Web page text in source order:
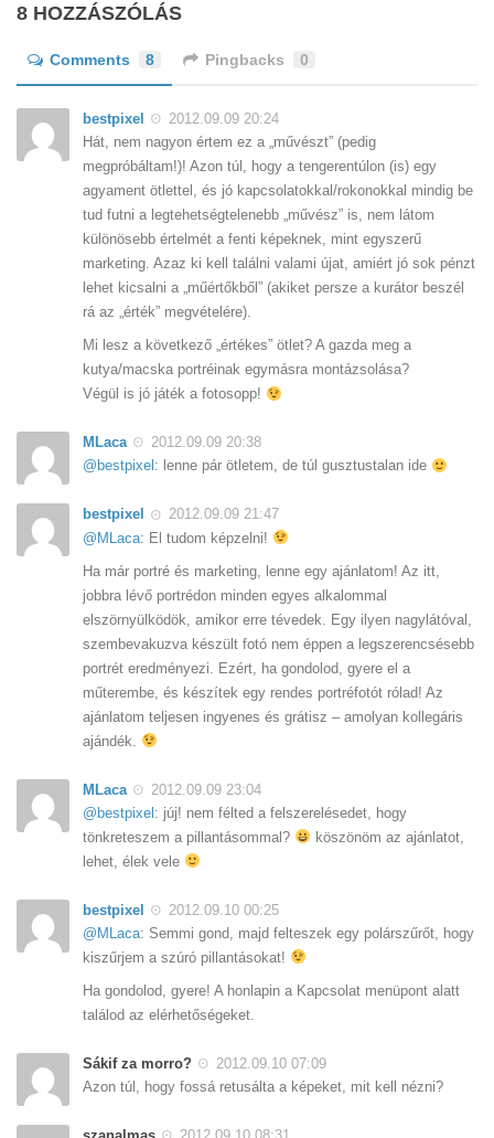
8 HOZZÁSZÓLÁS
Comments 8 Pingbacks 0
bestpixel
2012.09.09 20:24
Hát, nem nagyon értem ez a „művészt” (pedig
megpróbáltam!)! Azon túl, hogy a tengerentúlon (is) egy
agyament ötlettel, és jó kapcsolatokkal/rokonokkal mindig be
tud futni a legtehetségtelenebb „művész” is, nem látom
különösebb értelmét a fenti képeknek, mint egyszerű
marketing. Azaz ki kell találni valami újat, amiért jó sok pénzt
lehet kicsalni a „műértőkből” (akiket persze a kurátor beszél
rá az „érték” megvételére).
Mi lesz a következő „értékes” ötlet? A gazda meg a
kutya/macska portréinak egymásra montázsolása?
Végül is jó játék a fotosopp!
MLaca
2012.09.09 20:38
@bestpixel : lenne pár ötletem, de túl gusztustalan ide
bestpixel
2012.09.09 21:47
@MLaca: El tudom képzelni!
Ha már portré és marketing, lenne egy ajánlatom! Az itt,
jobbra lévő portrédon minden egyes alkalommal
elszörnyülködök, amikor erre tévedek. Egy ilyen nagylátóval,
szembevakuzva készült fotó nem éppen a legszerencsésebb
portrét eredményezi. Ezért, ha gondolod, gyere el a
műterembe, és készítek egy rendes portréfotót rólad! Az
ajánlatom teljesen ingyenes és grátisz – amolyan kollegáris
ajándék.
MLaca
2012.09.09 23:04
@bestpixel : júj! nem félted a felszerelésedet, hogy
tönkreteszem a pillantásommal?
köszönöm az ajánlatot,
lehet, élek vele
bestpixel
2012.09.10 00:25
@MLaca: Semmi gond, majd felteszek egy polárszűrőt, hogy
kiszűrjem a szúró pillantásokat!
Ha gondolod, gyere! A honlapin a Kapcsolat menüpont alatt
találod az elérhetőségeket.
Sákif za morro?
2012.09.10 07:09
Azon túl, hogy fossá retusálta a képeket, mit kell nézni?